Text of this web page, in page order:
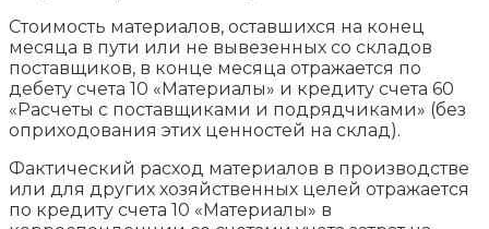
Стоимость материалов, оставшихся на конец
месяца в пути или не вывезенных со складов
поставщиков, в конце месяца отражается по
дебету счета 10 «Материалы» и кредиту счета 60
«Расчеты с поставщиками и подрядчиками» (без
оприходования этих ценностей на склад).
Фактический расход материалов в производстве
или для других хозяйственных целей отражается
по кредиту счета 10 «Материалы» в